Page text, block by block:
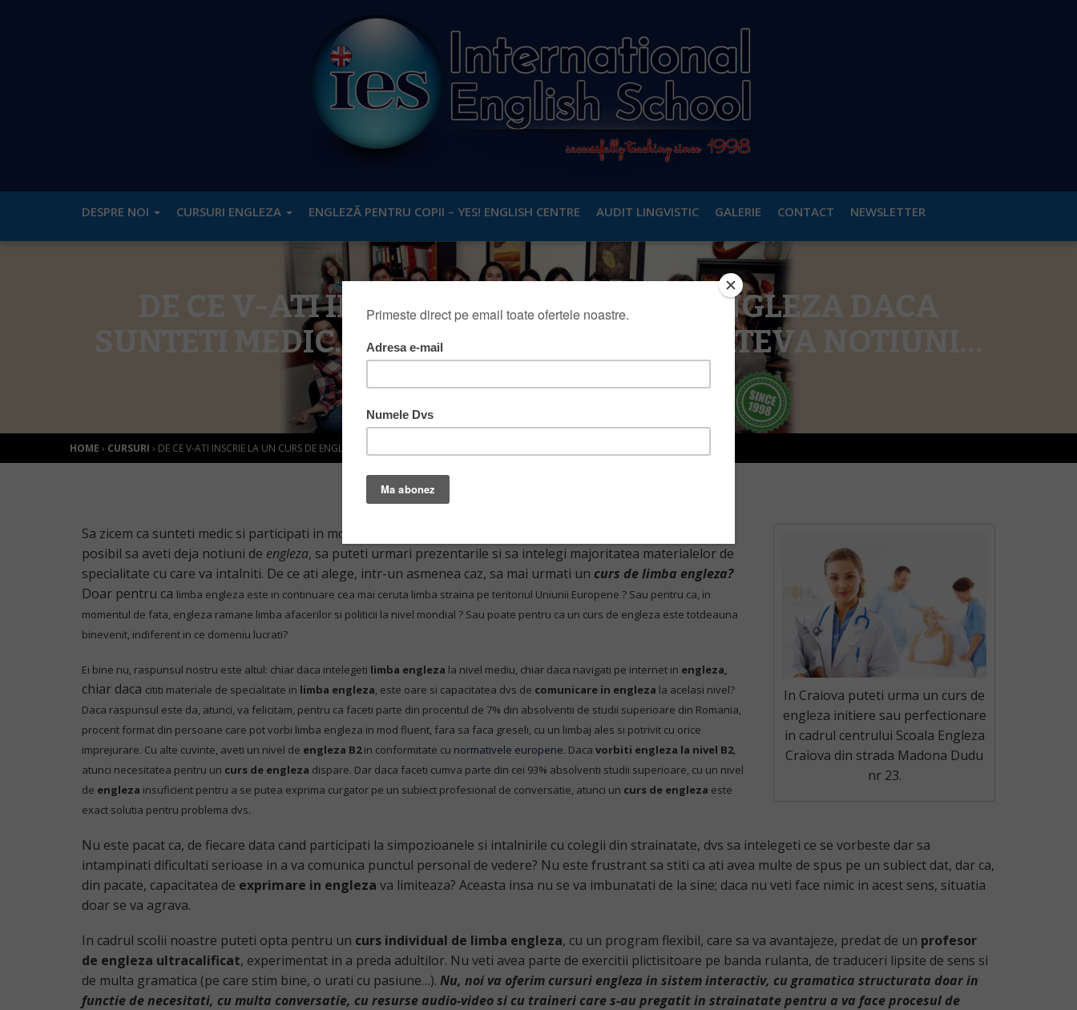
DESPRE NOI CURSURI ENGLEZA ENGLEZĂ PENTRU COPII – YES! ENGLISH CENTRE AUDIT LINGVISTIC GALERIE CONTACT NEWSLETTER
DE CE V-ATI INSCRIE LA UN CURS DE ENGLEZA DACA
SUNTETI MEDIC. SI DACA AVETI DEJA SI CATEVA NOTIUNI…
HOME › CURSURI › DE CE V-ATI INSCRIE LA UN CURS DE ENGLEZA DACA SUNTETI MEDIC. SI DACA AVETI DEJA SI CATEVA NOTIUNI…
In Craiova puteti urma un curs de
engleza initiere sau perfectionare
in cadrul centrului Scoala Engleza
Craiova din strada Madona Dudu
nr 23.
Sa zicem ca sunteti medic si participati in mod frecvent la conferinte si simpozioane internationale. E foarte
posibil sa aveti deja notiuni de engleza, sa puteti urmari prezentarile si sa intelegi majoritatea materialelor de
specialitate cu care va intalniti. De ce ati alege, intr-un asmenea caz, sa mai urmati un curs de limba engleza?
Doar pentru ca limba engleza este in continuare cea mai ceruta limba straina pe teritoriul Uniunii Europene ? Sau pentru ca, in
momentul de fata, engleza ramane limba afacerilor si politicii la nivel mondial ? Sau poate pentru ca un curs de engleza este totdeauna
binevenit, indiferent in ce domeniu lucrati?
Ei bine nu, raspunsul nostru este altul: chiar daca intelegeti limba engleza la nivel mediu, chiar daca navigati pe internet in engleza,
chiar daca cititi materiale de specialitate in limba engleza, este oare si capacitatea dvs de comunicare in engleza la acelasi nivel?
Daca raspunsul este da, atunci, va felicitam, pentru ca faceti parte din procentul de 7% din absolventii de studii superioare din Romania,
procent format din persoane care pot vorbi limba engleza in mod fluent, fara sa faca greseli, cu un limbaj ales si potrivit cu orice
imprejurare. Cu alte cuvinte, aveti un nivel de engleza B2in conformitate cu normativele europene. Daca vorbiti engleza la nivel B2,
atunci necesitatea pentru un curs de engleza dispare. Dar daca faceti cumva parte din cei 93% absolventi studii superioare, cu un nivel
de engleza insuficient pentru a se putea exprima curgator pe un subiect profesional de conversatie, atunci un curs de engleza este
exact solutia pentru problema dvs.
Nu este pacat ca, de fiecare data cand participati la simpozioanele si intalnirile cu colegii din strainatate, dvs sa intelegeti ce se vorbeste dar sa
intampinati dificultati serioase in a va comunica punctul personal de vedere? Nu este frustrant sa stiti ca ati avea multe de spus pe un subiect dat, dar ca,
din pacate, capacitatea de exprimare in engleza va limiteaza? Aceasta insa nu se va imbunatati de la sine; daca nu veti face nimic in acest sens, situatia
doar se va agrava.
In cadrul scolii noastre puteti opta pentru un curs individual de limba engleza, cu un program flexibil, care sa va avantajeze, predat de un profesor
de engleza ultracalificat, experimentat in a preda adultilor. Nu veti avea parte de exercitii plictisitoare pe banda rulanta, de traduceri lipsite de sens si
de multa gramatica (pe care stim bine, o urati cu pasiune…). Nu, noi va oferim cursuri engleza in sistem interactiv, cu gramatica structurata doar in
functie de necesitati, cu multa conversatie, cu resurse audio-video si cu traineri care s-au pregatit in strainatate pentru a va face procesul de